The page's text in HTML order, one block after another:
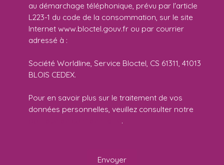
au démarchage téléphonique, prévu par l'article
L223-1 du code de la consommation, sur le site
Internet www.bloctel.gouv.fr ou par courrier
adressé à :
Société Worldline, Service Bloctel, CS 61311, 41013
BLOIS CEDEX.
Pour en savoir plus sur le traitement de vos
données personnelles, veuillez consulter notre
.
Envoyer